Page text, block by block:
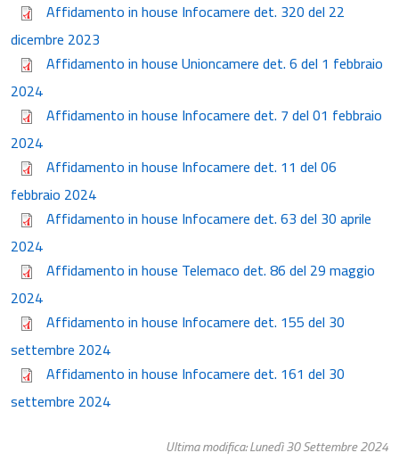
Affidamento in house Infocamere det. 320 del 22
dicembre 2023
Affidamento in house Unioncamere det. 6 del 1 febbraio
2024
Affidamento in house Infocamere det. 7 del 01 febbraio
2024
Affidamento in house Infocamere det. 11 del 06
febbraio 2024
Affidamento in house Infocamere det. 63 del 30 aprile
2024
Affidamento in house Telemaco det. 86 del 29 maggio
2024
Affidamento in house Infocamere det. 155 del 30
settembre 2024
Affidamento in house Infocamere det. 161 del 30
settembre 2024
Ultima modifica: Lunedì 30 Settembre 2024